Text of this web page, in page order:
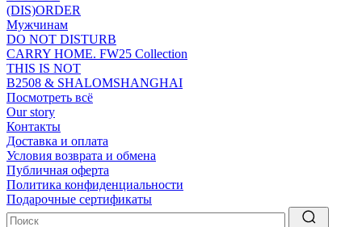
(DIS)ORDER
Мужчинам
DO NOT DISTURB
CARRY HOME. FW25 Collection
THIS IS NOT
B2508 & SHALOMSHANGHAI
Посмотреть всё
Our story
Контакты
Доставка и оплата
Условия возврата и обмена
Публичная оферта
Политика конфиденциальности
Подарочные сертификаты